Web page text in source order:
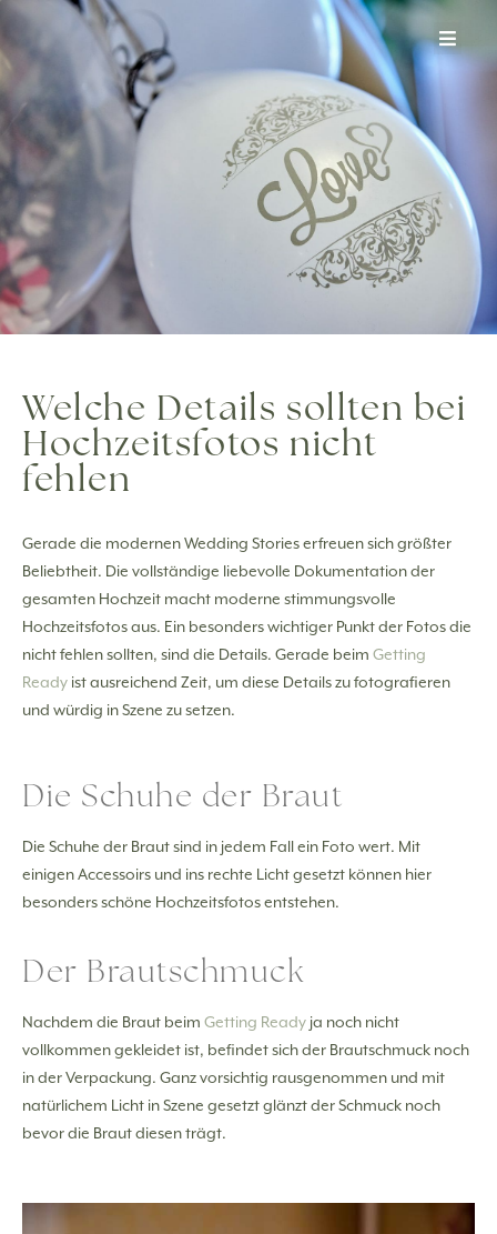
Zum
springen
Welche Details sollten bei
Hochzeitsfotos nicht
fehlen
Gerade die modernen Wedding Stories erfreuen sich größter
Beliebtheit. Die vollständige liebevolle Dokumentation der
gesamten Hochzeit macht moderne stimmungsvolle
Hochzeitsfotos aus. Ein besonders wichtiger Punkt der Fotos die
nicht fehlen sollten, sind die Details. Gerade beim Getting
Ready ist ausreichend Zeit, um diese Details zu fotografieren
und würdig in Szene zu setzen.
Die Schuhe der Braut
Die Schuhe der Braut sind in jedem Fall ein Foto wert. Mit
einigen Accessoirs und ins rechte Licht gesetzt können hier
besonders schöne Hochzeitsfotos entstehen.
Der Brautschmuck
Nachdem die Braut beim Getting Ready ja noch nicht
vollkommen gekleidet ist, befindet sich der Brautschmuck noch
in der Verpackung. Ganz vorsichtig rausgenommen und mit
natürlichem Licht in Szene gesetzt glänzt der Schmuck noch
bevor die Braut diesen trägt.